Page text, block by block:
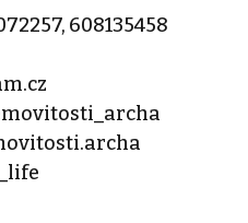
608135458